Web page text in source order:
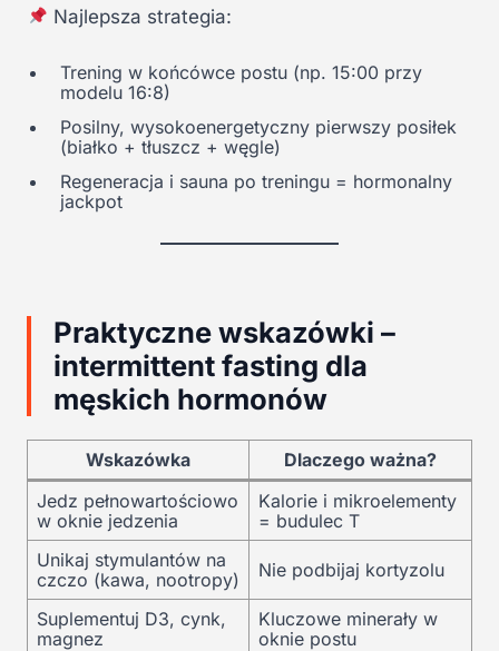
Najlepsza strategia:
Trening w końcówce postu (np. 15:00 przy
modelu 16:8)
Posilny, wysokoenergetyczny pierwszy posiłek
(białko + tłuszcz + węgle)
Regeneracja i sauna po treningu = hormonalny
jackpot
Praktyczne wskazówki –
intermittent fasting dla
męskich hormonów
Wskazówka
Dlaczego ważna?
Jedz pełnowartościowo
w oknie jedzenia
Kalorie i mikroelementy
= budulec T
Unikaj stymulantów na
czczo (kawa, nootropy)
Nie podbijaj kortyzolu
Suplementuj D3, cynk,
magnez
Kluczowe minerały w
oknie postu